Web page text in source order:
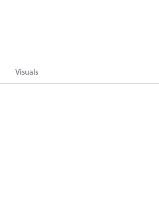
Visuals